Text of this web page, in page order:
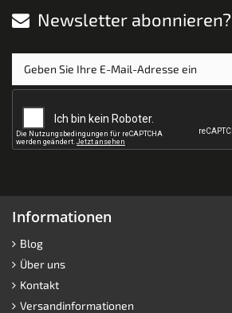
Newsletter abonnieren?
Informationen
Blog
Über uns
Kontakt
Versandinformationen